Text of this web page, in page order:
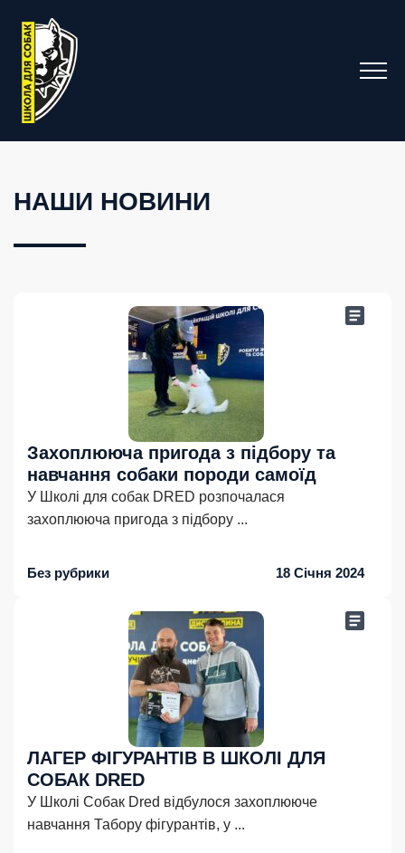
НАШИ НОВИНИ
Захоплююча пригода з підбору та
навчання собаки породи самоїд
У Школі для собак DRED розпочалася
захоплююча пригода з підбору ...
Без рубрики 18 Січня 2024
ЛАГЕР ФІГУРАНТІВ В ШКОЛІ ДЛЯ
СОБАК DRED
У Школі Собак Dred відбулося захоплююче
навчання Табору фігурантів, у ...